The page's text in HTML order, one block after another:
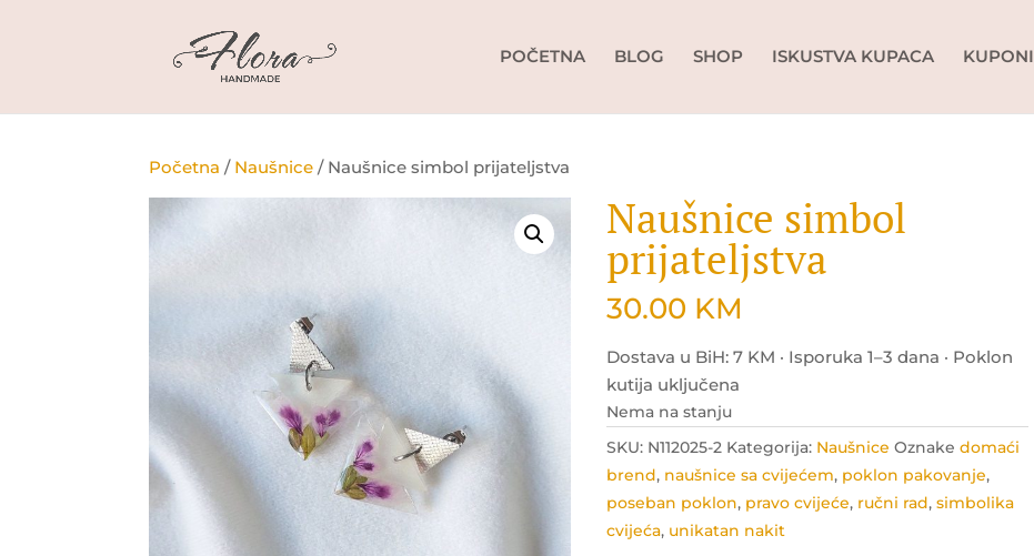
POČETNA BLOG SHOP ISKUSTVA KUPACA KUPONI
Početna / Naušnice / Naušnice simbol prijateljstva
Naušnice simbol
prijateljstva
30.00 KM
Dostava u BiH: 7 KM · Isporuka 1–3 dana · Poklon
kutija uključena
Nema na stanju
SKU: N112025-2 Kategorija: Naušnice Oznakedomaći
brend, naušnice sa cvijećem, poklon pakovanje,
poseban poklon, pravo cvijeće, ručni rad,simbolika
cvijeća, unikatan nakit